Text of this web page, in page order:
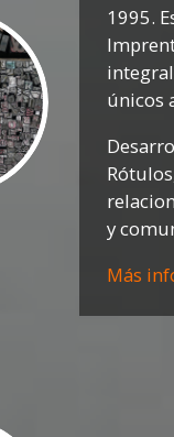
1995.
únicos
y
Más